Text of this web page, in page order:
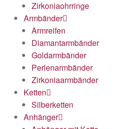
Zirkoniaohrringe
Armbänder
Armreifen
Diamantarmbänder
Goldarmbänder
Perlenarmbänder
Zirkoniaarmbänder
Ketten
Silberketten
Anhänger